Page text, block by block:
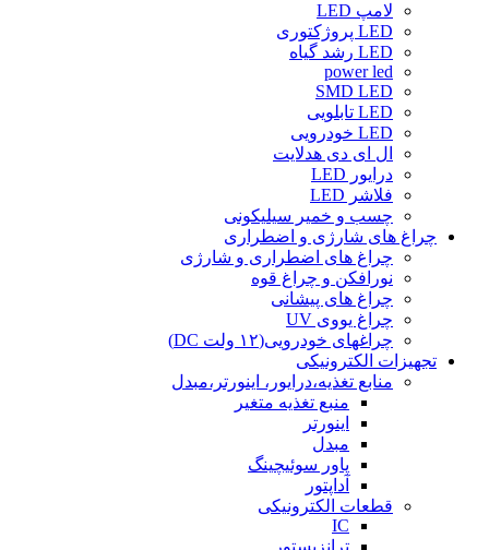
لامپ LED
LED پروژکتوری
LED رشد گیاه
power led
SMD LED
LED تابلویی
LED خودرویی
ال ای دی هدلایت
درایور LED
فلاشر LED
چسب و خمیر سیلیکونی
چراغ های شارژی و اضطراری
چراغ های اضطراری و شارژی
نورافکن و چراغ قوه
چراغ های پیشانی
چراغ یووی UV
چراغهای خودرویی(۱۲ ولت DC)
تجهیزات الکترونیکی
منابع تغذیه،درایور، اینورتر،مبدل
منبع تغذیه متغیر
اینورتر
مبدل
پاور سوئیچینگ
آداپتور
قطعات الکترونیکی
IC
ترانزیستور